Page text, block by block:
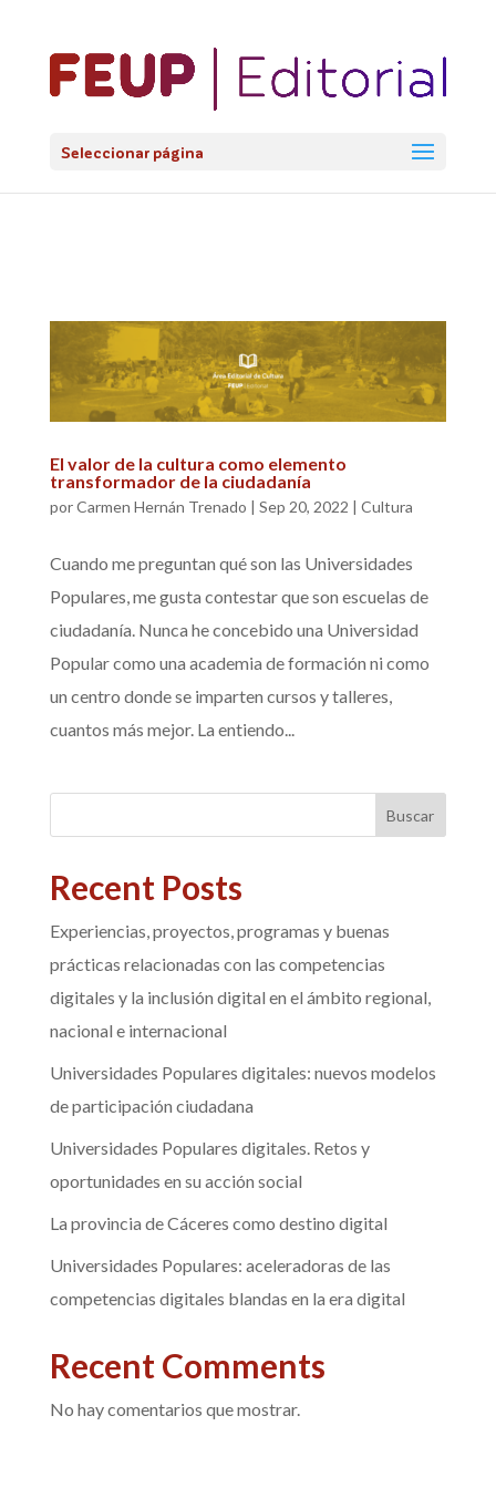
Seleccionar página
El valor de la cultura como elemento
transformador de la ciudadanía
porCarmen Hernán Trenado | Sep 20, 2022 | Cultura
Cuando me preguntan qué son las Universidades
Populares, me gusta contestar que son escuelas de
ciudadanía. Nunca he concebido una Universidad
Popular como una academia de formación ni como
un centro donde se imparten cursos y talleres,
cuantos más mejor. La entiendo...
Buscar
Recent Posts
Experiencias, proyectos, programas y buenas
prácticas relacionadas con las competencias
digitales y la inclusión digital en el ámbito regional,
nacional e internacional
Universidades Populares digitales: nuevos modelos
de participación ciudadana
Universidades Populares digitales. Retos y
oportunidades en su acción social
La provincia de Cáceres como destino digital
Universidades Populares: aceleradoras de las
competencias digitales blandas en la era digital
Recent Comments
No hay comentarios que mostrar.